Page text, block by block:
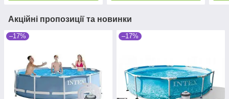
Акційні пропозиції та новинки
–17% –17%